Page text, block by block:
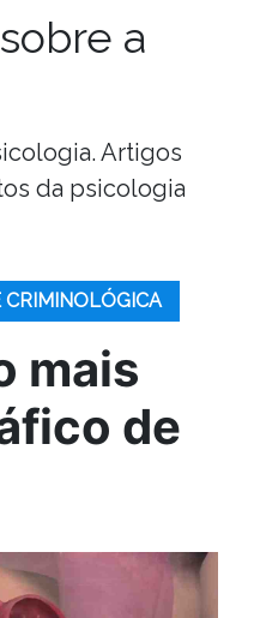
a
Artigos
da psicologia
CRIMINOLÓGICA
mais
de